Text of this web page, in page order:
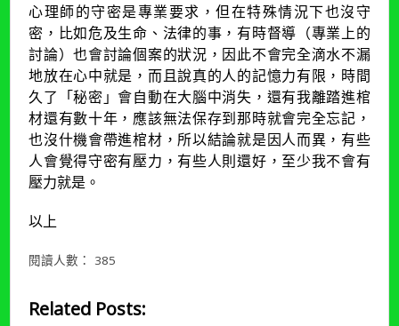
心理師的守密是專業要求，但在特殊情況下也沒守
密，比如危及生命、法律的事，有時督導（專業上的
討論）也會討論個案的狀況，因此不會完全滴水不漏
地放在心中就是，而且說真的人的記憶力有限，時間
久了「秘密」會自動在大腦中消失，還有我離踏進棺
材還有數十年，應該無法保存到那時就會完全忘記，
也沒什機會帶進棺材，所以結論就是因人而異，有些
人會覺得守密有壓力，有些人則還好，至少我不會有
壓力就是。
以上
閱讀人數： 385
Related Posts: